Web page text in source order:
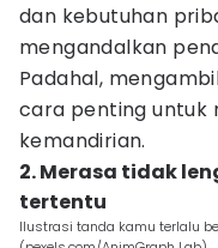
dan kebutuhan
mengandalkan
Padahal,
cara penting untuk
kemandirian.
2. Merasa tidak
tertentu
Ilustrasi tanda kamu terlalu